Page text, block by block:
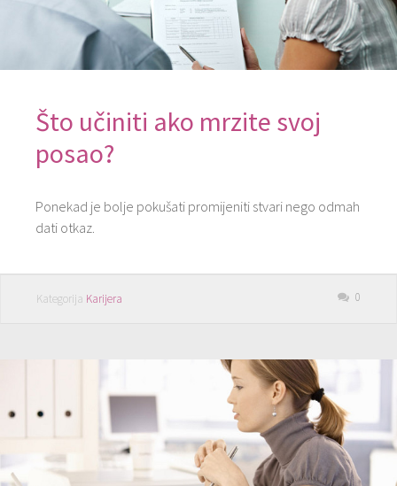
Što učiniti ako mrzite svoj
posao?
Ponekad je bolje pokušati promijeniti stvari nego odmah
dati otkaz.
Kategorija Karijera 0